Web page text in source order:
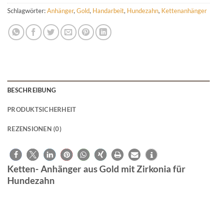
Schlagwörter:Anhänger, Gold, Handarbeit, Hundezahn, Kettenanhänger
BESCHREIBUNG
PRODUKTSICHERHEIT
REZENSIONEN (0)
Ketten- Anhänger aus Gold mit Zirkonia für
Hundezahn